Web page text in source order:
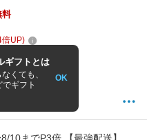
ール分7% 24本入り×2ケー
料
倍UP)
4営業日以内に出荷
ギフトとは
くても、
ギフト
OK